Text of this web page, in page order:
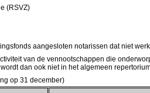
(RSVZ)
aangesloten notarissen dat niet
van de vennootschappen die
dan ook niet in het algemeen
op 31 december)